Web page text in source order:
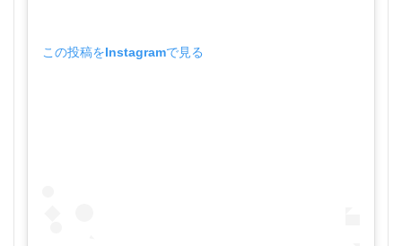
この投稿をInstagramで見る